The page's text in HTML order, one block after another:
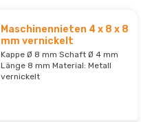
Maschinennieten 4 x 8 x 8
mm vernickelt
Kappe Ø 8 mm Schaft Ø 4 mm
Länge 8 mm Material: Metall
vernickelt